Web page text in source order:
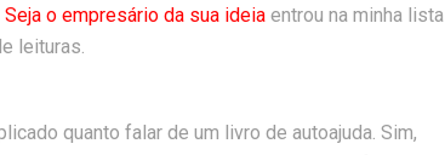
Seja o empresário da sua ideia entrou na minha lista
leituras.
quanto falar de um livro de autoajuda. Sim,